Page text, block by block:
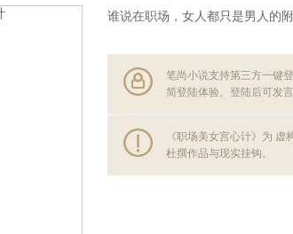
谁说在职场，女人都只是男人的
笔尚小说支持第三方一键
简登陆体验。登陆后可发
《职场美女宫心计》为
杜撰作品与现实挂钩。